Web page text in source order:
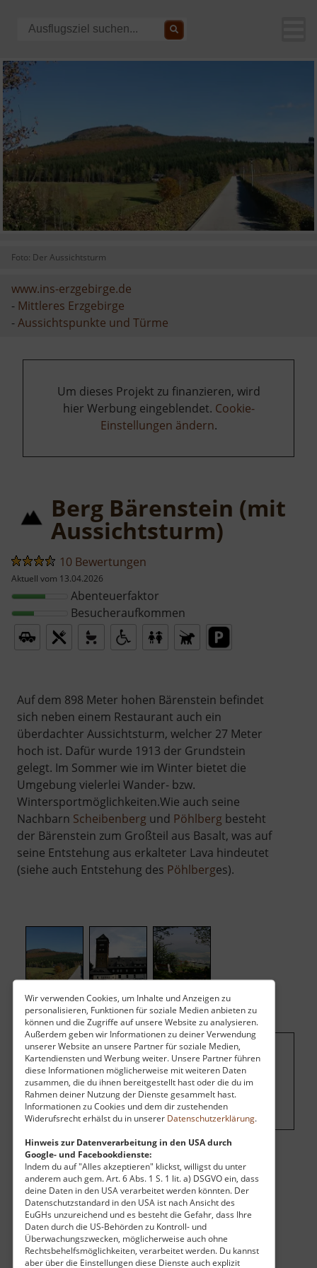
Wir verwenden Cookies, um Inhalte und Anzeigen zu
personalisieren, Funktionen für soziale Medien anbieten zu
können und die Zugriffe auf unsere Website zu analysieren.
Außerdem geben wir Informationen zu deiner Verwendung
unserer Website an unsere Partner für soziale Medien,
Kartendiensten und Werbung weiter. Unsere Partner führen
diese Informationen möglicherweise mit weiteren Daten
zusammen, die du ihnen bereitgestellt hast oder die du im
Rahmen deiner Nutzung der Dienste gesammelt hast.
Informationen zu Cookies und dem dir zustehenden
Widerufsrecht erhälst du in unserer Datenschutzerklärung.
Hinweis zur Datenverarbeitung in den USA durch
Google- und Facebookdienste:
Indem du auf "Alles akzeptieren" klickst, willigst du unter
anderem auch gem. Art. 6 Abs. 1 S. 1 lit. a) DSGVO ein, dass
deine Daten in den USA verarbeitet werden könnten. Der
Datenschutzstandard in den USA ist nach Ansicht des
EuGHs unzureichend und es besteht die Gefahr, dass Ihre
Daten durch die US-Behörden zu Kontroll- und
Überwachungszwecken, möglicherweise auch ohne
Rechtsbehelfsmöglichkeiten, verarbeitet werden. Du kannst
aber über die Einstellungen diese Dienste auch explizit
Foto: Der Aussichtsturm
www.ins-erzgebirge.de
- Mittleres Erzgebirge
-Aussichtspunkte und Türme
Um dieses Projekt zu finanzieren, wird
hier Werbung eingeblendet. Cookie-
Einstellungen ändern.
Berg Bärenstein (mit
Aussichtsturm)
10 Bewertungen
Aktuell vom 13.04.2026
Abenteuerfaktor
Besucheraufkommen
Auf dem 898 Meter hohen Bärenstein befindet
sich neben einem Restaurant auch ein
überdachter Aussichtsturm, welcher 27 Meter
hoch ist. Dafür wurde 1913 der Grundstein
gelegt. Im Sommer wie im Winter bietet die
Umgebung vielerlei Wander- bzw.
Wintersportmöglichkeiten.Wie auch seine
Nachbarn Scheibenberg und Pöhlberg besteht
der Bärenstein zum Großteil aus Basalt, was auf
seine Entstehung aus erkalteter Lava hindeutet
(siehe auch Entstehung des Pöhlberges).
Um dieses Projekt zu finanzieren, wird
hier Werbung eingeblendet.Cookie-
Einstellungen ändern.
Eintritt
Vollzahler: 0,50 €
Öffnungszeiten
Montag:
08:00 Uhr - 22:00 Uhr
Dienstag:
08:00 Uhr - 22:00 Uhr
Mittwoch:
08:00 Uhr - 22:00 Uhr
Donnerstag:
08:00 Uhr - 22:00 Uhr